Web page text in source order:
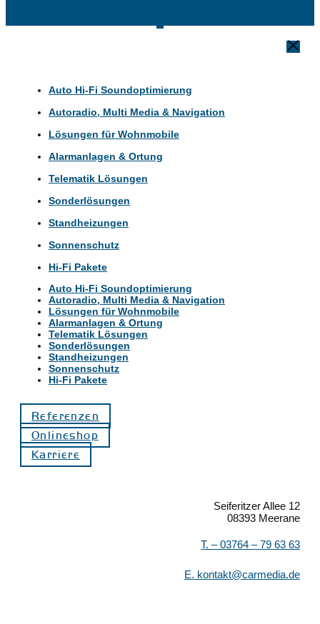
Auto Hi-Fi Soundoptimierung
Autoradio, Multi Media & Navigation
Lösungen für Wohnmobile
Alarmanlagen & Ortung
Telematik Lösungen
Sonderlösungen
Standheizungen
Sonnenschutz
Hi-Fi Pakete
Auto Hi-Fi Soundoptimierung
Autoradio, Multi Media & Navigation
Lösungen für Wohnmobile
Alarmanlagen & Ortung
Telematik Lösungen
Sonderlösungen
Standheizungen
Sonnenschutz
Hi-Fi Pakete
Referenzen
Onlineshop
Karriere
Seiferitzer Allee 12
08393 Meerane
T. –03764 – 79 63 63
E. kontakt@carmedia.de